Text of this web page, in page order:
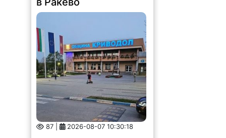
87 | 2026-08-07 10:30:18
ОБЩИНА КРИВОДОЛ ОБЛАСТ
ВРАЦА 3060 гр. Криводол,
ул.”Освобождение”№ 13, тел.
09117 / 20-45, e-mail:
krivodol@mbox.is-bg.net ОБЯВА
На основание чл. 8, ал. 4,